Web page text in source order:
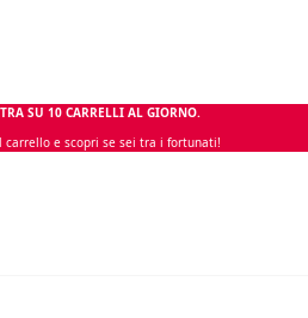
SU 10 CARRELLI AL GIORNO.
carrello e scopri se sei tra i fortunati!